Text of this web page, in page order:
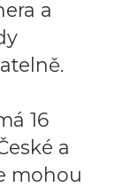
a
16
a
mohou